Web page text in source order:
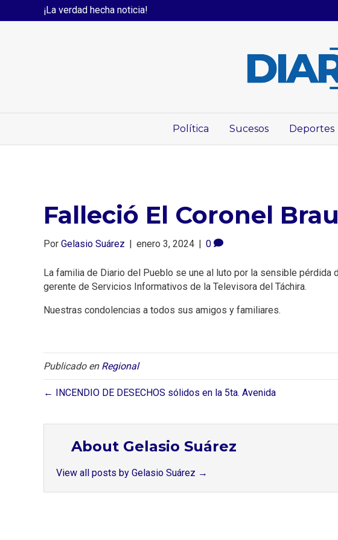
¡La verdad hecha noticia!
Política Sucesos Deportes
Falleció El Coronel
Por Gelasio Suárez | enero 3, 2024 | 0
La familia de Diario del Pueblo se une al luto por la sensible pérdida
gerente de Servicios Informativos de la Televisora del Táchira.
Nuestras condolencias a todos sus amigos y familiares.
Publicado en Regional
← INCENDIO DE DESECHOS sólidos en la 5ta. Avenida
About Gelasio Suárez
View all posts by Gelasio Suárez →